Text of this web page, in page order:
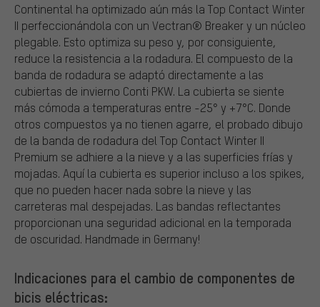
Continental ha optimizado aún más la Top Contact Winter
II perfeccionándola con un Vectran® Breaker y un núcleo
plegable. Esto optimiza su peso y, por consiguiente,
reduce la resistencia a la rodadura. El compuesto de la
banda de rodadura se adaptó directamente a las
cubiertas de invierno Conti PKW. La cubierta se siente
más cómoda a temperaturas entre -25° y +7°C. Donde
otros compuestos ya no tienen agarre, el probado dibujo
de la banda de rodadura del Top Contact Winter II
Premium se adhiere a la nieve y a las superficies frías y
mojadas. Aquí la cubierta es superior incluso a los spikes,
que no pueden hacer nada sobre la nieve y las
carreteras mal despejadas. Las bandas reflectantes
proporcionan una seguridad adicional en la temporada
de oscuridad. Handmade in Germany!
Indicaciones para el cambio de componentes de
bicis eléctricas: